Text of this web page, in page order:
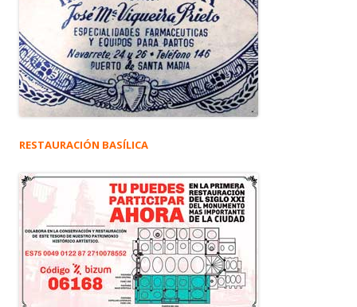
RESTAURACIÓN BASÍLICA